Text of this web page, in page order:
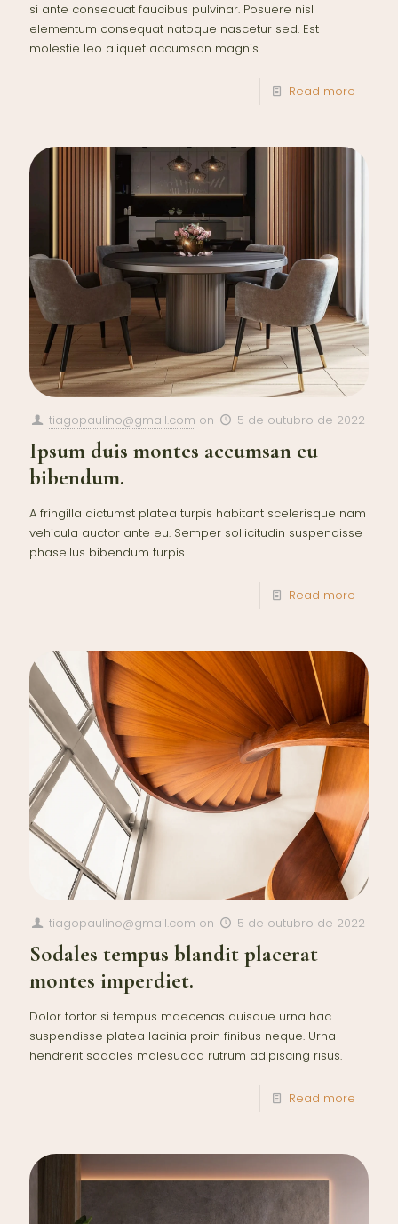
si ante consequat faucibus pulvinar. Posuere nisl
elementum consequat natoque nascetur sed. Est
molestie leo aliquet accumsan magnis.
Read more
tiagopaulino@gmail.com on 5 de outubro de 2022
Ipsum duis montes accumsan eu
bibendum.
A fringilla dictumst platea turpis habitant scelerisque nam
vehicula auctor ante eu. Semper sollicitudin suspendisse
phasellus bibendum turpis.
Read more
tiagopaulino@gmail.com on 5 de outubro de 2022
Sodales tempus blandit placerat
montes imperdiet.
Dolor tortor si tempus maecenas quisque urna hac
suspendisse platea lacinia proin finibus neque. Urna
hendrerit sodales malesuada rutrum adipiscing risus.
Read more